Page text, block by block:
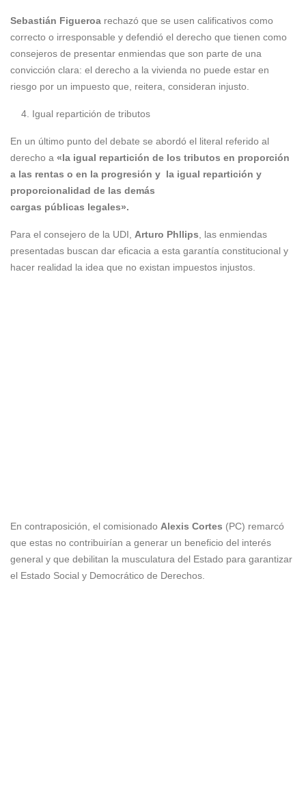
Sebastián Figueroa rechazó que se usen calificativos como
correcto o irresponsable y defendió el derecho que tienen como
consejeros de presentar enmiendas que son parte de una
convicción clara: el derecho a la vivienda no puede estar en
riesgo por un impuesto que, reitera, consideran injusto.
Igual repartición de tributos
En un último punto del debate se abordó el literal referido al
derecho a «la igual repartición de los tributos en proporción
a las rentas o en la progresión y la igual repartición y
proporcionalidad de las demás
cargas públicas legales».
Para el consejero de la UDI, Arturo Phllips, las enmiendas
presentadas buscan dar eficacia a esta garantía constitucional y
hacer realidad la idea que no existan impuestos injustos.
En contraposición, el comisionado Alexis Cortes (PC) remarcó
que estas no contribuirían a generar un beneficio del interés
general y que debilitan la musculatura del Estado para garantizar
el Estado Social y Democrático de Derechos.